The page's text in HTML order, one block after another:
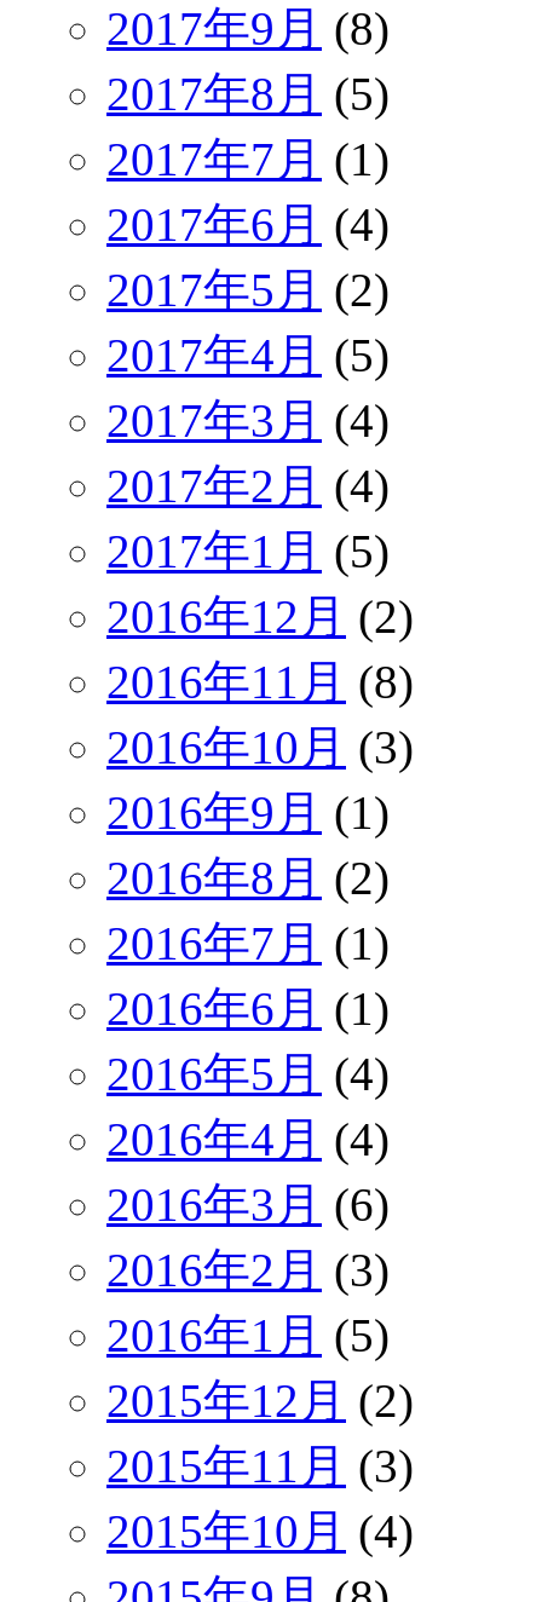
2017年9月 (8)
2017年8月 (5)
2017年7月 (1)
2017年6月 (4)
2017年5月 (2)
2017年4月 (5)
2017年3月 (4)
2017年2月 (4)
2017年1月 (5)
2016年12月 (2)
2016年11月 (8)
2016年10月 (3)
2016年9月 (1)
2016年8月 (2)
2016年7月 (1)
2016年6月 (1)
2016年5月 (4)
2016年4月 (4)
2016年3月 (6)
2016年2月 (3)
2016年1月 (5)
2015年12月 (2)
2015年11月 (3)
2015年10月 (4)